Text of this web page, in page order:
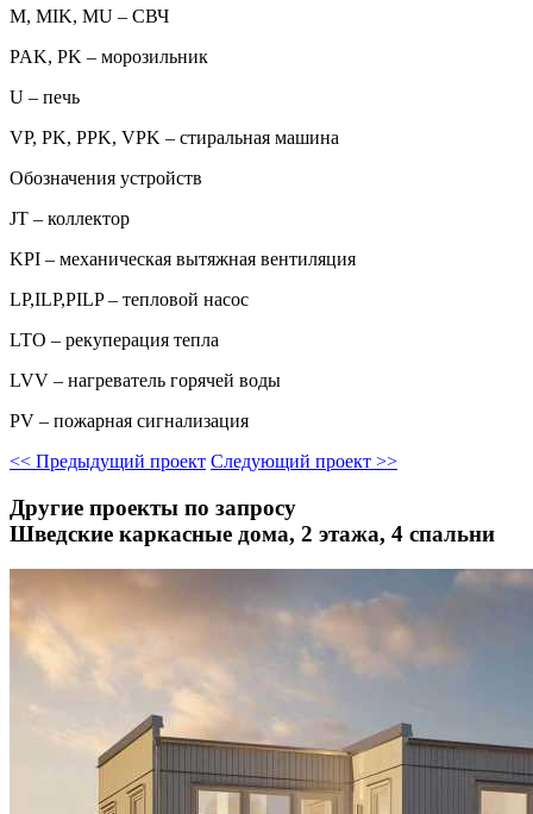
M, MIK, MU – СВЧ
PAK, PK – морозильник
U – печь
VP, PK, PPK, VPK – стиральная машина
Обозначения устройств
JT – коллектор
KPI – механическая вытяжная вентиляция
LP,ILP,PILP – тепловой насос
LTO – рекуперация тепла
LVV – нагреватель горячей воды
PV – пожарная сигнализация
<< Предыдущий проект Следующий проект >>
Другие проекты по запросу
Шведские каркасные дома, 2 этажа, 4 спальни